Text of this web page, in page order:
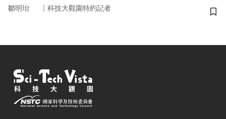
鄒明珆 ｜ 科技大觀園特約記者
儲